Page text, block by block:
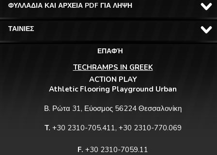
ΦΥΛΛΑΔΙΑ ΚΑΙ ΑΡΧΕΙΑ PDF ΓΙΑ ΛΗΨΗ
ΤΑΙΝΙΕΣ
ΕΠΑΦΉ
TECHRAMPS IN GREEK
ACTION PLAY
Athletic Flooring Playground Urban
Β. Ρώτα 31, Εύοσμος 56224 Θεσσαλονίκη
T. +30 2310-705.411, +30 2310-770.069
F. +30 2310-7059.11